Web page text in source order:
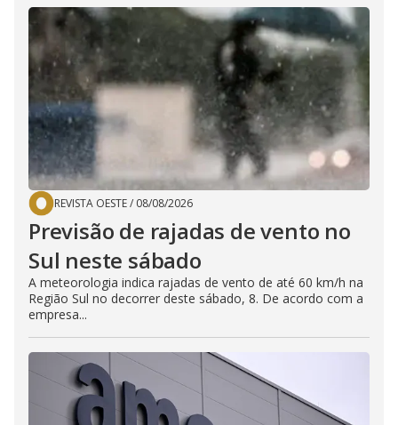
REVISTA OESTE/ 08/08/2026
Previsão de rajadas de vento no
Sul neste sábado
A meteorologia indica rajadas de vento de até 60 km/h na
Região Sul no decorrer deste sábado, 8. De acordo com a
empresa...